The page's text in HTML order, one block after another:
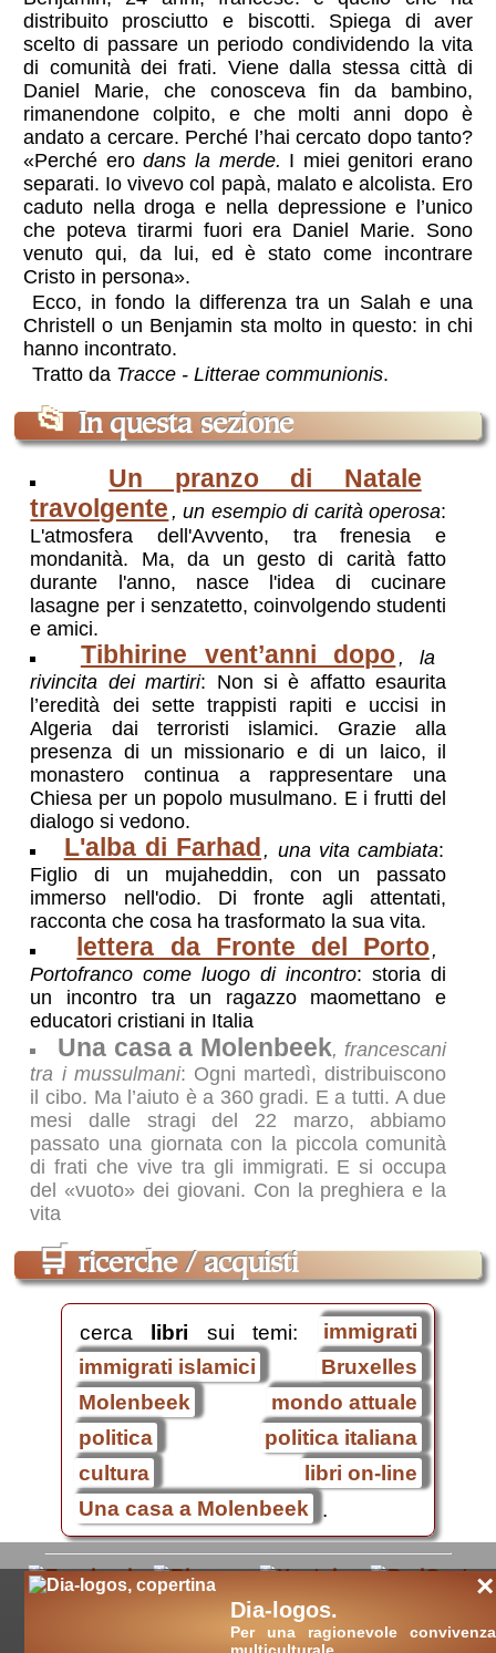
distribuito prosciutto e biscotti. Spiega di aver
scelto di passare un periodo condividendo la vita
di comunità dei frati. Viene dalla stessa città di
Daniel Marie, che conosceva fin da bambino,
rimanendone colpito, e che molti anni dopo è
andato a cercare. Perché l’hai cercato dopo tanto?
«Perché erodans la merde. I miei genitori erano
separati. Io vivevo col papà, malato e alcolista. Ero
caduto nella droga e nella depressione e l’unico
che poteva tirarmi fuori era Daniel Marie. Sono
venuto qui, da lui, ed è stato come incontrare
Cristo in persona».
Ecco, in fondo la differenza tra un Salah e una
Christell o un Benjamin sta molto in questo: in chi
hanno incontrato.
Tratto da Tracce - Litterae communionis.
📂 In questa sezione
Un pranzo di Natale
travolgente , un esempio di carità operosa:
L'atmosfera dell'Avvento, tra frenesia e
mondanità. Ma, da un gesto di carità fatto
durante l'anno, nasce l'idea di cucinare
lasagne per i senzatetto, coinvolgendo studenti
e amici.
Tibhirine vent’anni dopo , la
rivincita dei martiri: Non si è affatto esaurita
l’eredità dei sette trappisti rapiti e uccisi in
Algeria dai terroristi islamici. Grazie alla
presenza di un missionario e di un laico, il
monastero continua a rappresentare una
Chiesa per un popolo musulmano. E i frutti del
dialogo si vedono.
L'alba di Farhad , una vita cambiata:
Figlio di un mujaheddin, con un passato
immerso nell'odio. Di fronte agli attentati,
racconta che cosa ha trasformato la sua vita.
lettera da Fronte del Porto,
Portofranco come luogo di incontro: storia di
un incontro tra un ragazzo maomettano e
educatori cristiani in Italia
Una casa a Molenbeek, francescani
tra i mussulmani: Ogni martedì, distribuiscono
il cibo. Ma l’aiuto è a 360 gradi. E a tutti. A due
mesi dalle stragi del 22 marzo, abbiamo
passato una giornata con la piccola comunità
di frati che vive tra gli immigrati. E si occupa
del «vuoto» dei giovani. Con la preghiera e la
vita
🛒 ricerche / acquisti
cerca libri sui temi:
immigrati
immigrati islamici
Bruxelles
Molenbeek
mondo attuale
politica
politica italiana
cultura
libri on-line
Una casa a Molenbeek
×
Dia-logos.
Per una ragionevole convivenza
multiculturale